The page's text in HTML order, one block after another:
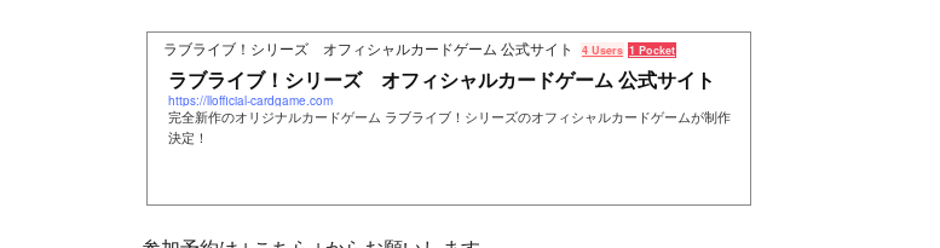
ラブライブ！シリーズ オフィシャルカードゲーム 公式サイト 4 Users 1 Pocket
ラブライブ！シリーズ オフィシャルカードゲーム 公式サイト
https://llofficial-cardgame.com
完全新作のオリジナルカードゲーム ラブライブ！シリーズのオフィシャルカードゲームが制作
決定！